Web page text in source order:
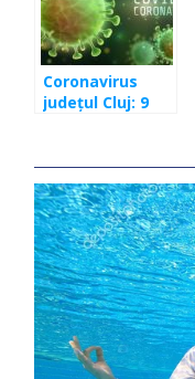
Coronavirus
județul Cluj: 9
ore